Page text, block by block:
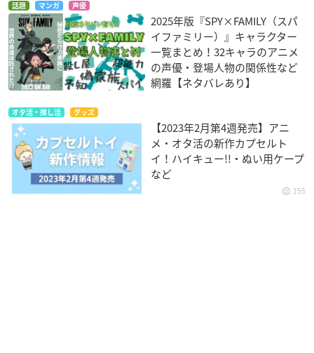
話題 マンガ 声優
2025年版『SPY×FAMILY（スパ
イファミリー）』キャラクター
一覧まとめ！32キャラのアニメ
の声優・登場人物の関係性など
網羅【ネタバレあり】
オタ活・推し活 グッズ
【2023年2月第4週発売】アニ
メ・オタ活の新作カプセルト
イ！ハイキュー!!・ぬい用ケープ
など
155